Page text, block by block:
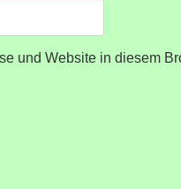
und Website in diesem